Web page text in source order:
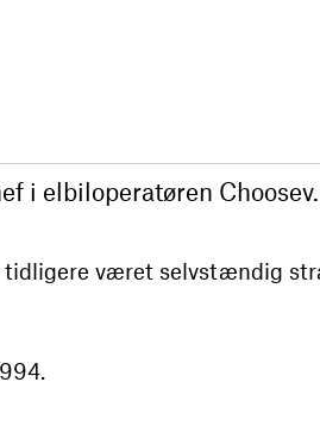
i elbiloperatøren Choosev.
tidligere været selvstændig